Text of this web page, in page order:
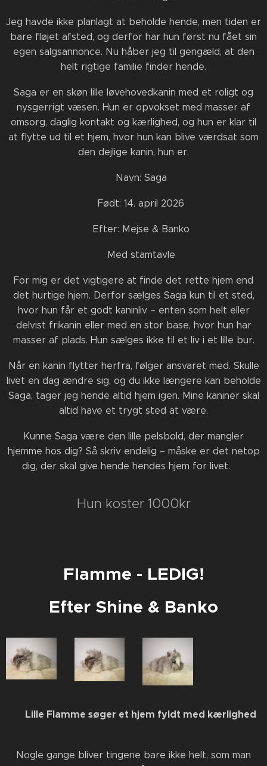
Jeg havde ikke planlagt at beholde hende, men tiden er
bare fløjet afsted, og derfor har hun først nu fået sin
egen salgsannonce. Nu håber jeg til gengæld, at den
helt rigtige familie finder hende.
Saga er en skøn lille løvehovedkanin med et roligt og
nysgerrigt væsen. Hun er opvokset med masser af
omsorg, daglig kontakt og kærlighed, og hun er klar til
at flytte ud til et hjem, hvor hun kan blive værdsat som
den dejlige kanin, hun er.
🐰 Navn: Saga
🐰 Født: 14. april 2026
🐰 Efter: Mejse & Banko
🐰 Med stamtavle
For mig er det vigtigere at finde det rette hjem end
det hurtige hjem. Derfor sælges Saga kun til et sted,
hvor hun får et godt kaninliv – enten som helt eller
delvist frikanin eller med en stor base, hvor hun har
masser af plads. Hun sælges ikke til et liv i et lille bur.
Når en kanin flytter herfra, følger ansvaret med. Skulle
livet en dag ændre sig, og du ikke længere kan beholde
Saga, tager jeg hende altid hjem igen. Mine kaniner skal
altid have et trygt sted at være.
Kunne Saga være den lille pelsbold, der mangler
hjemme hos dig? Så skriv endelig – måske er det netop
dig, der skal give hende hendes hjem for livet. ❤️
Hun koster 1000kr
Flamme - LEDIG!
Efter Shine & Banko
❤️ Lille Flamme søger et hjem fyldt med kærlighed
Nogle gange bliver tingene bare ikke helt, som man